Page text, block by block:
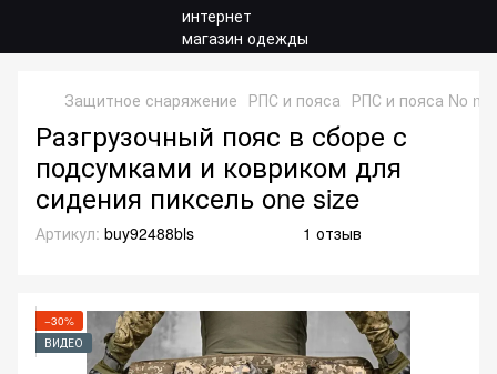
Защитное снаряжение РПС и пояса РПС и пояса No
Разгрузочный пояс в сборе с
подсумками и ковриком для
сидения пиксель one size
Артикул: buy92488bls 1 отзыв
−30%
ВИДЕО